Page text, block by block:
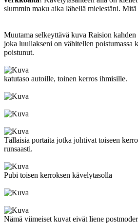
slummin maku aika lähellä mielestäni. Mitä
Muutama selkeyttävä kuva Raision kahden
joka luullakseni on vähitellen poistumassa
poistunut.
katutaso autoille, toinen kerros ihmisille.
Tällaisia portaita jotka johtivat toiseen
runsaasti.
Pubi toisen kerroksen kävelytasolla
Nämä viimeiset kuvat eivät liene